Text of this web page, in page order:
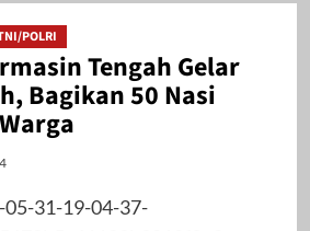
POLRI
Tengah Gelar
Bagikan 50 Nasi